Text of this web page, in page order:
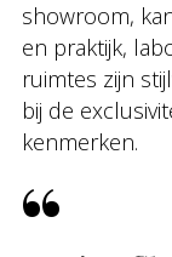
showroom,
en praktijk,
ruimtes zijn
bij de
kenmerken.